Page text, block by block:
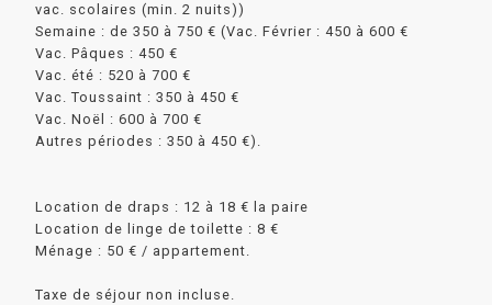
vac. scolaires (min. 2 nuits))
Semaine : de 350 à 750 € (Vac. Février : 450 à 600 €
Vac. Pâques : 450 €
Vac. été : 520 à 700 €
Vac. Toussaint : 350 à 450 €
Vac. Noël : 600 à 700 €
Autres périodes : 350 à 450 €).
Location de draps : 12 à 18 € la paire
Location de linge de toilette : 8 €
Ménage : 50 € / appartement.
Taxe de séjour non incluse.